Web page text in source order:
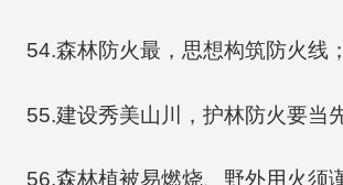
54.森林防火最，思想构筑防火线；
55.建设秀美山川，护林防火要当先
56.森林植被易燃烧、野外用火须